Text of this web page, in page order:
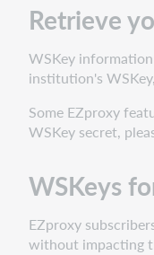
Retrieve
WSKey
institution's
Some EZproxy
WSKey secret,
WSKeys
EZproxy
without impacting